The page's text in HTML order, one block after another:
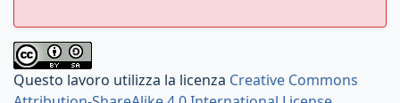
Questo lavoro utilizza la licenza Creative Commons